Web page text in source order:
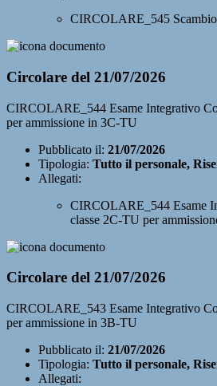
CIRCOLARE_545
Circolare del 21/07/2026
CIRCOLARE_544 Esame Integrativo
per ammissione in 3C-TU
Pubblicato il: 21/07/2026
Tipologia: Tutto il personale,
Allegati:
CIRCOLARE_544 Esame
classe 2C-TU per
Circolare del 21/07/2026
CIRCOLARE_543 Esame Integrativo
per ammissione in 3B-TU
Pubblicato il: 21/07/2026
Tipologia: Tutto il personale,
Allegati: